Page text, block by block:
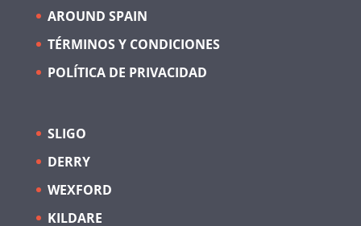
AROUND SPAIN
TÉRMINOS Y CONDICIONES
POLÍTICA DE PRIVACIDAD
SLIGO
DERRY
WEXFORD
KILDARE